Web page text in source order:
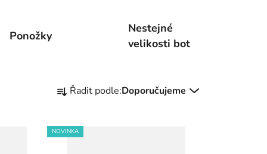
Ponožky
Nestejné
velikosti bot
a
e
n
Řadit podle:Doporučujeme
NOVINKA